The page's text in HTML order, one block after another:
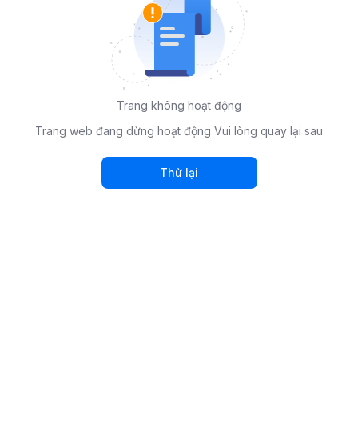
Trang không hoạt động
Trang web đang dừng hoạt động Vui lòng quay lại sau
Thử lại